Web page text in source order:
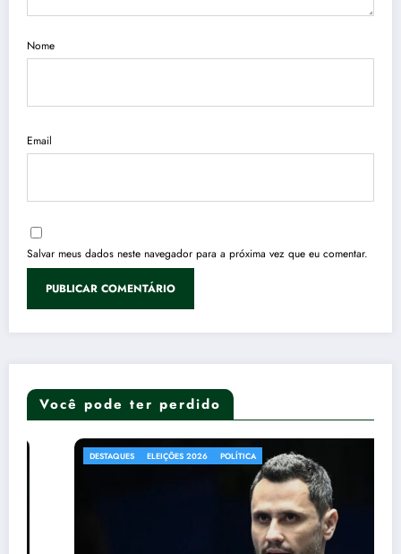
Nome
Email
Salvar meus dados neste navegador para a próxima vez que eu comentar.
Você pode ter perdido
ELEIÇÕES 2026 POLÍTICA